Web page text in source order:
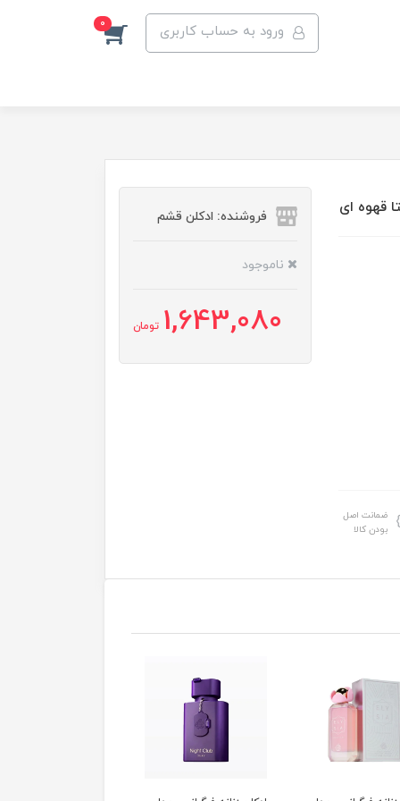
ورود به حساب کاربری 0
ضمانت اصل
بودن کالا
فروشنده: ادکلن قشم
ناموجود
1,643,080 تومان